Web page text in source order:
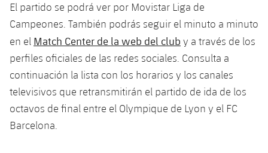
Documents
chevron-right
label.aria.chevronright
Comisiones y órganos
chevron-right
label.aria.chevronright
La Masia
Jugadores de leyenda
Entrenadores
Centro de documentación
plusicon
más
Fotos
Jugadoras históricas
Historia
SUB16
SUB15
SUB13
Femenino C
Juvenil
SUB14 B
PLUSICON
MÁS
Primer Equipo
plusicon
más
Actualidad
Calendario
Entradas
Base
plusicon
más
Base
Barça Atlètic
Campus Verano
El partido se podrá ver por Movistar Liga de
Campeones. También podrás seguir el minuto a minuto
en el Match Center de la web del club y a través de los
perfiles oficiales de las redes sociales. Consulta a
continuación la lista con los horarios y los canales
televisivos que retransmitirán el partido de ida de los
octavos de final entre el Olympique de Lyon y el FC
Barcelona.